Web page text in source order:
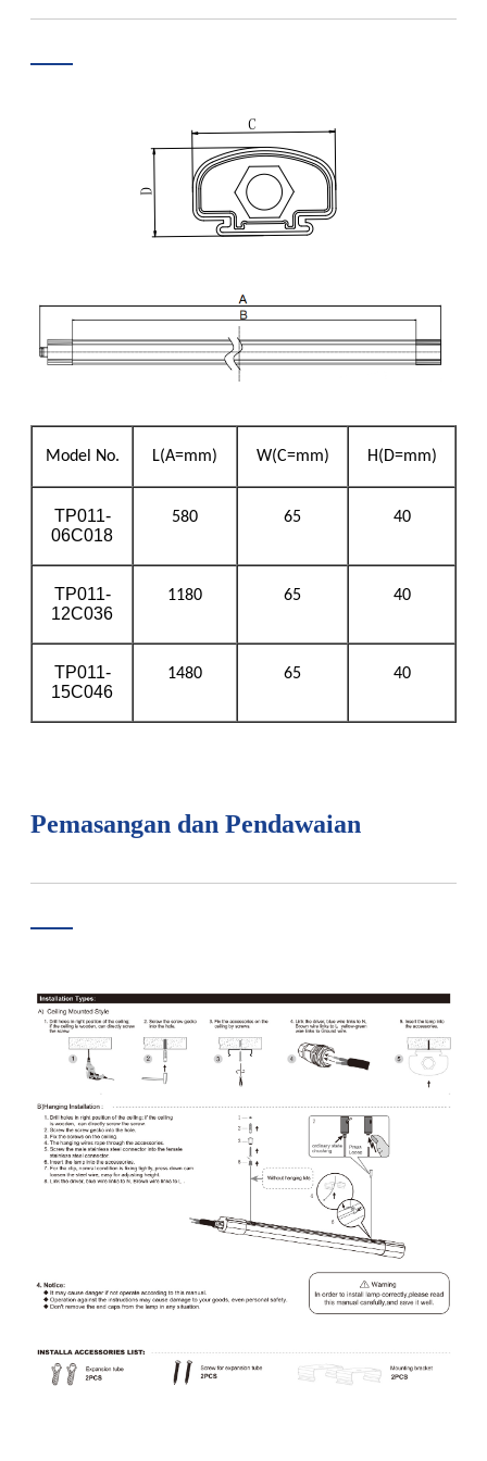
Model No. L(A=mm) W(C=mm) H(D=mm)
TP011-
06C018
580 65 40
TP011-
12C036
1180 65 40
TP011-
15C046
1480 65 40
Pemasangan dan Pendawaian